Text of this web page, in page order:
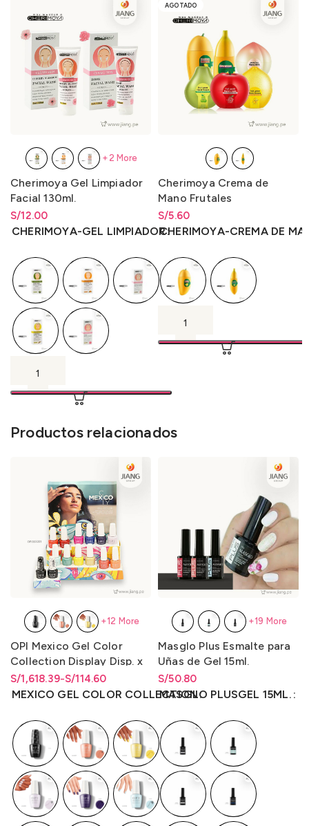
Cherimoya Gel Limpiador
Facial 130ml.
S/12.00
Rango de precios: desde
S/12.00hastaS/12.00
CHERIMOYA-GEL LIMPIADOR
+2 More
AGOTADO
Cherimoya Crema de
Mano Frutales
S/5.60
Rango de precios: desde
S/5.60hastaS/5.60
CHERIMOYA-CREMA DE
Productos relacionados
OPI Mexico Gel Color
Collection Display Disp. x
Unidad y Disp. x 14
Unidades
S/114.60
-
S/1,618.39
Rango de precios: desde
S/114.60 hasta S/1,618.39
Rango de precios: desde
S/114.60hastaS/1,618.39
MEXICO GEL COLOR COLLECTION
+12 More
Masglo Plus Esmalte para
Uñas de Gel 15ml.
S/50.80
Rango de precios: desde
S/50.80hastaS/50.80
MASGLO PLUSGEL 15ML.
+19 More